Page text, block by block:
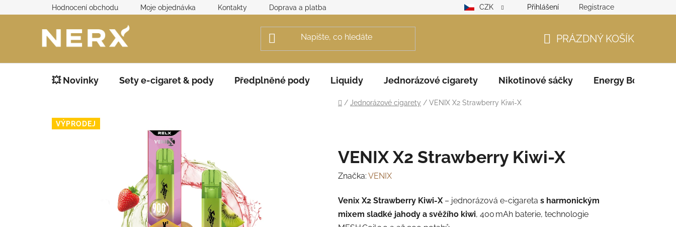
na
Hodnocení obchodu Moje objednávka Kontakty Doprava a platba Reklamační řád GDPR Zodpovědný prodejce – ověření věku
CZK Přihlášení Registrace
KOŠÍK
PRÁZDNÝ KOŠÍK
💥 Novinky Sety e-cigaret & pody Předplněné pody Liquidy Jednorázové cigarety Nikotinové sáčky Energy Boosters
Domů
/ Jednorázové cigarety / VENIX X2 Strawberry Kiwi-X
VENIX X2 Strawberry Kiwi-X
Značka: VENIX
Venix X2 Strawberry Kiwi‑X– jednorázová e‑cigareta s harmonickým
mixem sladké jahody a svěžího kiwi, 400 mAh baterie, technologie
VÝPRODEJ